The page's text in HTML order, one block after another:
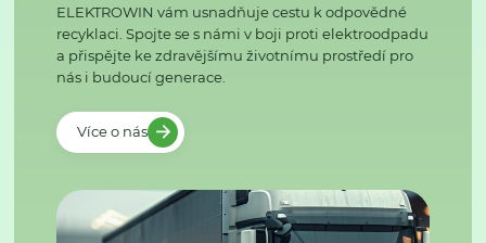
ELEKTROWIN vám usnadňuje cestu k odpovědné
recyklaci. Spojte se s námi v boji proti elektroodpadu
a přispějte ke zdravějšímu životnímu prostředí pro
nás i budoucí generace.
Více o nás